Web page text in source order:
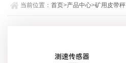
当前位置：首页>产品中心>矿用皮带秤